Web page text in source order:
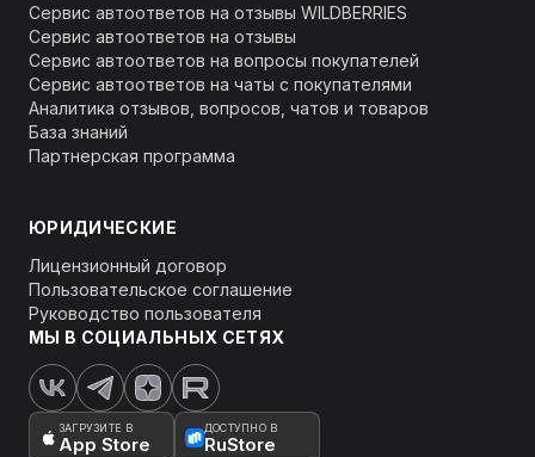
Сервис автоответов на отзывы WILDBERRIES
Сервис автоответов на отзывы
Сервис автоответов на вопросы покупателей
Сервис автоответов на чаты с покупателями
Аналитика отзывов, вопросов, чатов и товаров
База знаний
Партнерская программа
ЮРИДИЧЕСКИЕ
Лицензионный договор
Пользовательское соглашение
Руководство пользователя
МЫ В СОЦИАЛЬНЫХ СЕТЯХ
ЗАГРУЗИТЕ В
App Store
ДОСТУПНО В
RuStore